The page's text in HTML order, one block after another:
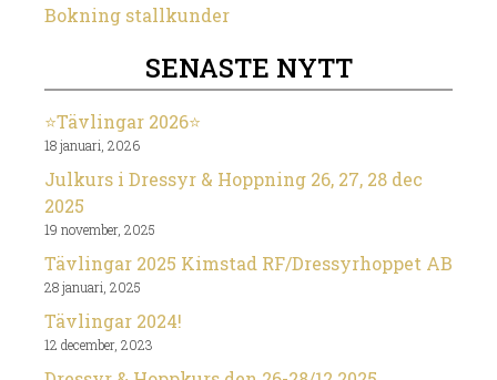
Bokning stallkunder
SENASTE NYTT
⭐️Tävlingar 2026⭐️
18 januari, 2026
Julkurs i Dressyr & Hoppning 26, 27, 28 dec
2025
19 november, 2025
Tävlingar 2025 Kimstad RF/Dressyrhoppet AB
28 januari, 2025
Tävlingar 2024!
12 december, 2023